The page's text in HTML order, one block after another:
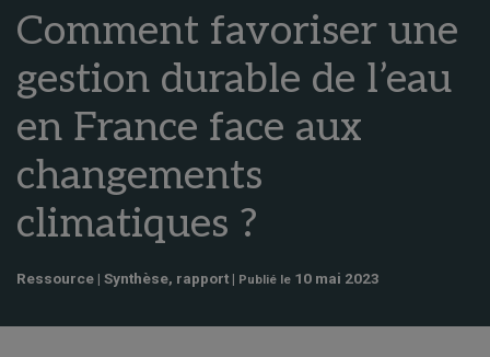
Comment favoriser une
gestion durable de l’eau
en France face aux
changements
climatiques ?
Ressource | Synthèse, rapport | Publié le 10 mai 2023